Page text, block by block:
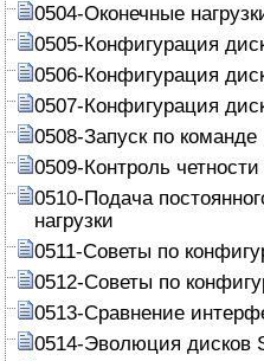
0504-Оконечные
0505-Конфигурация
0506-Конфигурация
0507-Конфигурация
0508-Запуск по команде
0509-Контроль четности
0510-Подача
нагрузки
0511-Советы по
0512-Советы по
0513-Сравнение
0514-Эволюция дисков